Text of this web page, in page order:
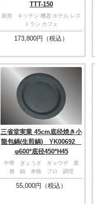
TTT-150
厨房 キッチン 機器 ホテル レス
トラン カフェ
173,800円（税込）
三省堂実業 45cm底径焼き小
龍包鍋(生煎鍋) YK00692
φ600*底径450*H45
中華 ぎょうざ ギョウザ 業
務 鍋 本格 プロ 調理
55,000円（税込）